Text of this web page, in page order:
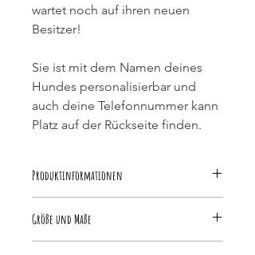
wartet noch auf ihren neuen
Besitzer!
Sie ist mit dem Namen deines
Hundes personalisierbar und
auch deine Telefonnummer kann
Platz auf der Rückseite finden.
Produktinformationen
Epoxidharz und verträgt sich somit
mit Wasser. Möchtest du die Marke
Größe und Maße